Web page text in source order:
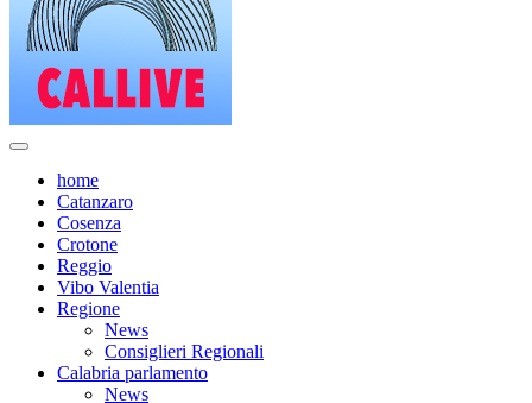
home
Catanzaro
Cosenza
Crotone
Reggio
Vibo Valentia
Regione
News
Consiglieri Regionali
Calabria parlamento
News